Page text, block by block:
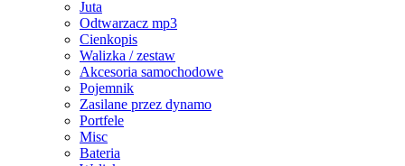
Juta
Odtwarzacz mp3
Cienkopis
Walizka / zestaw
Akcesoria samochodowe
Pojemnik
Zasilane przez dynamo
Portfele
Misc
Bateria